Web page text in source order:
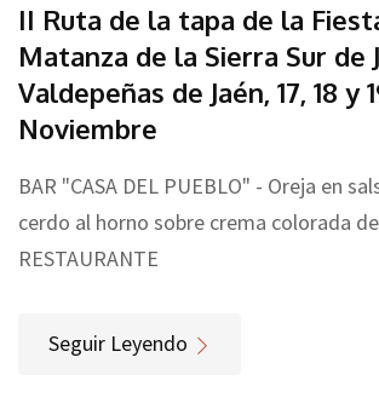
II Ruta de la tapa de la
Matanza de la Sierra Sur de
Valdepeñas de Jaén, 17, 18 y
Noviembre
BAR "CASA DEL PUEBLO" - Oreja en
cerdo al horno sobre crema colorada
RESTAURANTE
Seguir Leyendo